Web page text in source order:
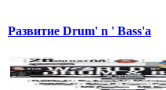
Развитие Drum' n ' Bass'a